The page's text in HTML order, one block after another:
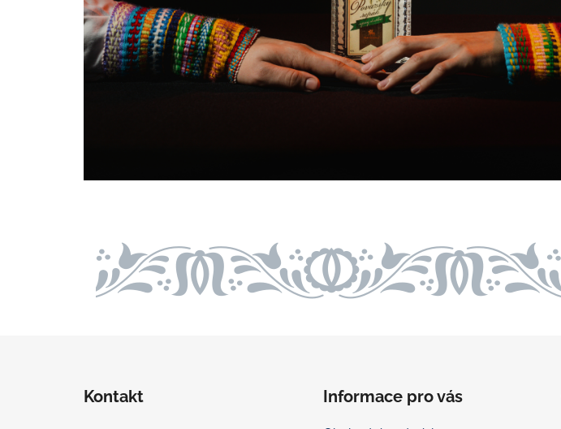
Kontakt Informace pro vás